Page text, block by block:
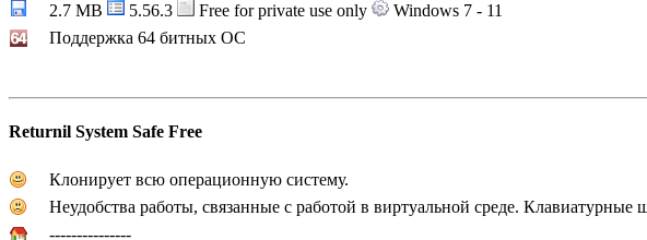
2.7 MB
5.56.3 Free for private use only
Windows 7 - 11
Поддержка 64 битных ОС
Returnil System Safe Free
Клонирует всю операционную систему.
Неудобства работы, связанные с работой в виртуальной среде.
---------------